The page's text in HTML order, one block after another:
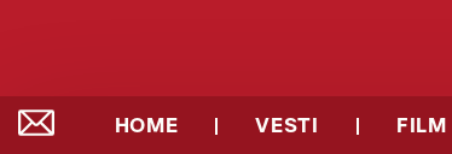
HOME VESTI FILM